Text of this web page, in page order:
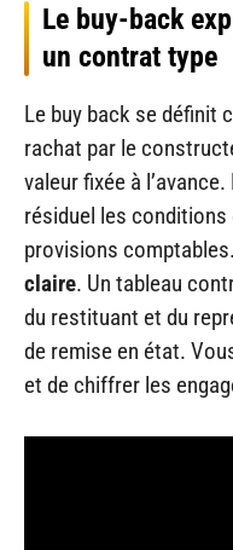
Le buy-back
un contrat type
Le buy back se définit
rachat par le
valeur fixée à
résiduel les
provisions comptables.
claire. Un tableau
du restituant et du
de remise en état.
et de chiffrer les